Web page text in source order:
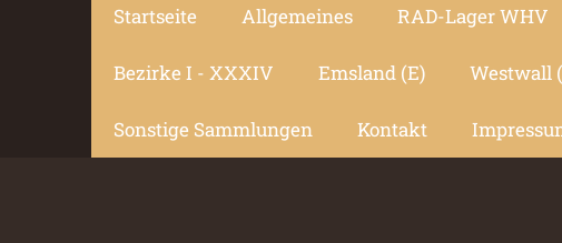
Startseite Allgemeines RAD-Lager WHV
Bezirke I - XXXIV Emsland (E) Westwall
Sonstige Sammlungen Kontakt